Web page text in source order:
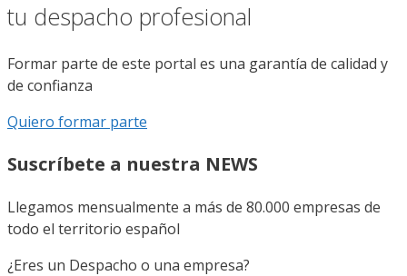
tu despacho profesional
Formar parte de este portal es una garantía de calidad y
de confianza
Quiero formar parte
Suscríbete a nuestra NEWS
Llegamos mensualmente a más de 80.000 empresas de
todo el territorio español
¿Eres un Despacho o una empresa?